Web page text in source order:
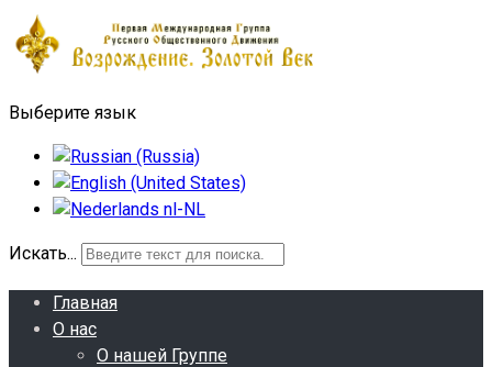
Выберите язык
Искать...
Главная
О нас
О нашей Группе